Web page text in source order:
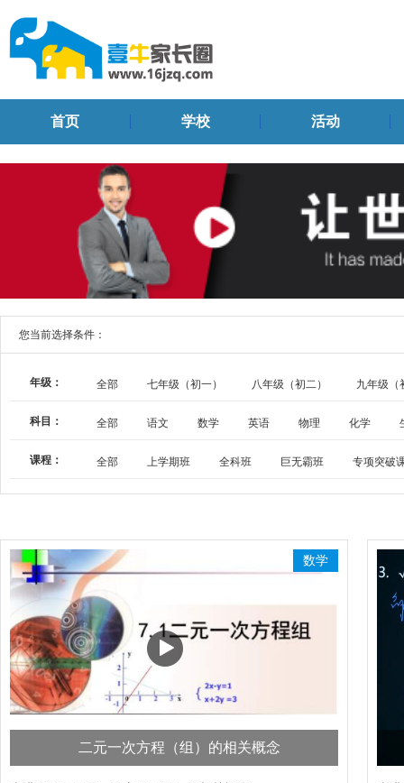
首页 学校 活动
您当前选择条件：
年级： 全部 七年级（初一） 八年级（初二） 九年级（
科目： 全部 语文 数学 英语 物理 化学
课程： 全部 上学期班 全科班 巨无霸班 专项突破
数学
二元一次方程（组）的相关概念